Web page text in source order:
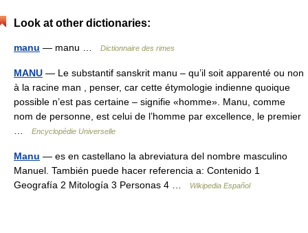
Look at other dictionaries:
manu — manu … Dictionnaire des rimes
MANU — Le substantif sanskrit manu – qu’il soit apparenté ou non
à la racine man , penser, car cette étymologie indienne quoique
possible n’est pas certaine – signifie «homme». Manu, comme
nom de personne, est celui de l’homme par excellence, le premier
Encyclopédie Universelle
Manu — es en castellano la abreviatura del nombre masculino
Manuel. También puede hacer referencia a: Contenido 1
Geografía 2 Mitología 3 Personas 4 …
Wikipedia Español